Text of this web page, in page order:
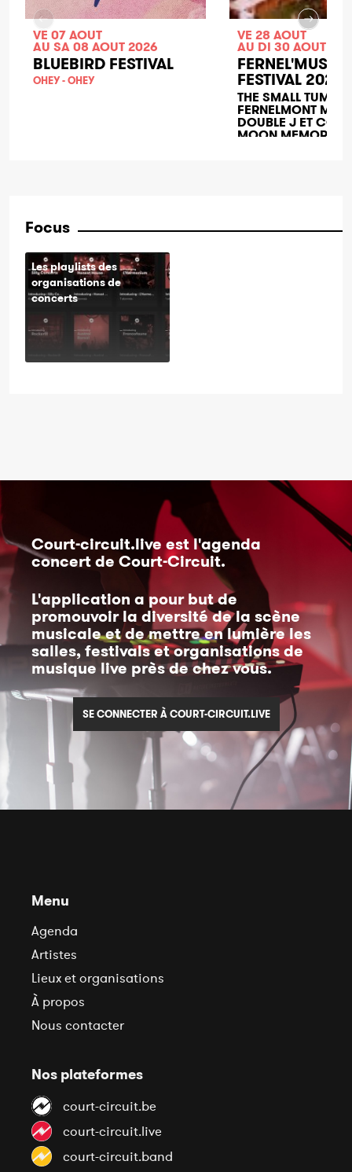
VE 07 AOUT
AU SA 08 AOUT 2026
BLUEBIRD FESTIVAL
OHEY - OHEY
VE 28 AOUT
AU DI 30 AOUT
FERNEL'MUSIC
FESTIVAL 2026
THE SMALL
FERNELMONT
DOUBLE J ET
MOON MEMORIES
+ UNPLUG THE
Focus
Les playlists des
organisations de
concerts
Court-circuit.live est l'agenda
concert de Court-Circuit.
L'application a pour but de
promouvoir la diversité de la scène
musicale et de mettre en lumière les
salles, festivals et organisations de
musique live près de chez vous.
SE CONNECTER À COURT-CIRCUIT.LIVE
Menu
Agenda
Artistes
Lieux et organisations
À propos
Nous contacter
Nos plateformes
court-circuit.be
court-circuit.live
court-circuit.band